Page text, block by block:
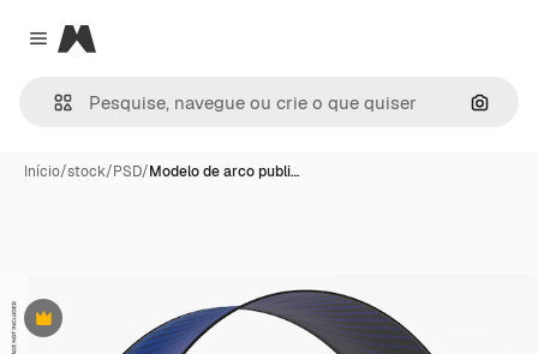
Close menu
Magnific
Início/stock/PSD/Modelo de arco publi…
Premium